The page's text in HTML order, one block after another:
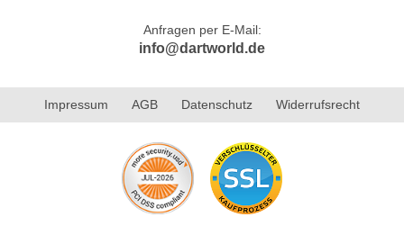
Anfragen per E-Mail:
info@dartworld.de
Impressum AGB Datenschutz Widerrufsrecht